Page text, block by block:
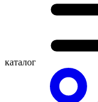
каталог